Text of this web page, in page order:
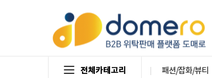
전체카테고리 패션/잡화/뷰티